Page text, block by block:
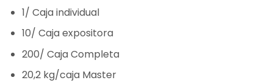
1/ Caja individual
10/ Caja expositora
200/ Caja Completa
20,2 kg/caja Master